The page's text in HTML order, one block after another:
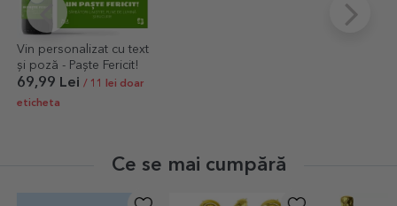
Vin personalizat cu text
și poză - Paște Fericit!
69,99 Lei / 11 lei doar
eticheta
Ce se mai cumpără